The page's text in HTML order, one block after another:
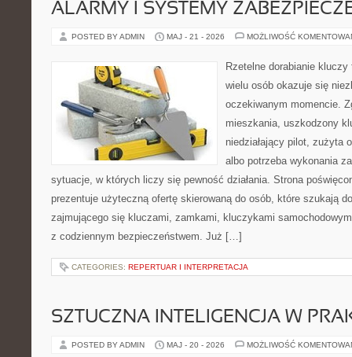
ALARMY I SYSTEMY
POSTED BY ADMIN MAJ - 21 - 2026 MOŻLIWOŚĆ
Rzetelne dorabianie
wielu osób okazuje się
oczekiwanym momencie.
mieszkania, uszkodzony
niedziałający pilot, zużyta
albo potrzeba wykonania
sytuacje, w których liczy się pewność działania. Strona
prezentuje użyteczną ofertę skierowaną do osób, które szukają
zajmującego się kluczami, zamkami, kluczykami
z codziennym bezpieczeństwem. Już […]
CATEGORIES: REPERTUAR I INTERPRETACJA
SZTUCZNA INTELIGENCJA W
POSTED BY ADMIN MAJ - 20 - 2026 MOŻLIWOŚĆ